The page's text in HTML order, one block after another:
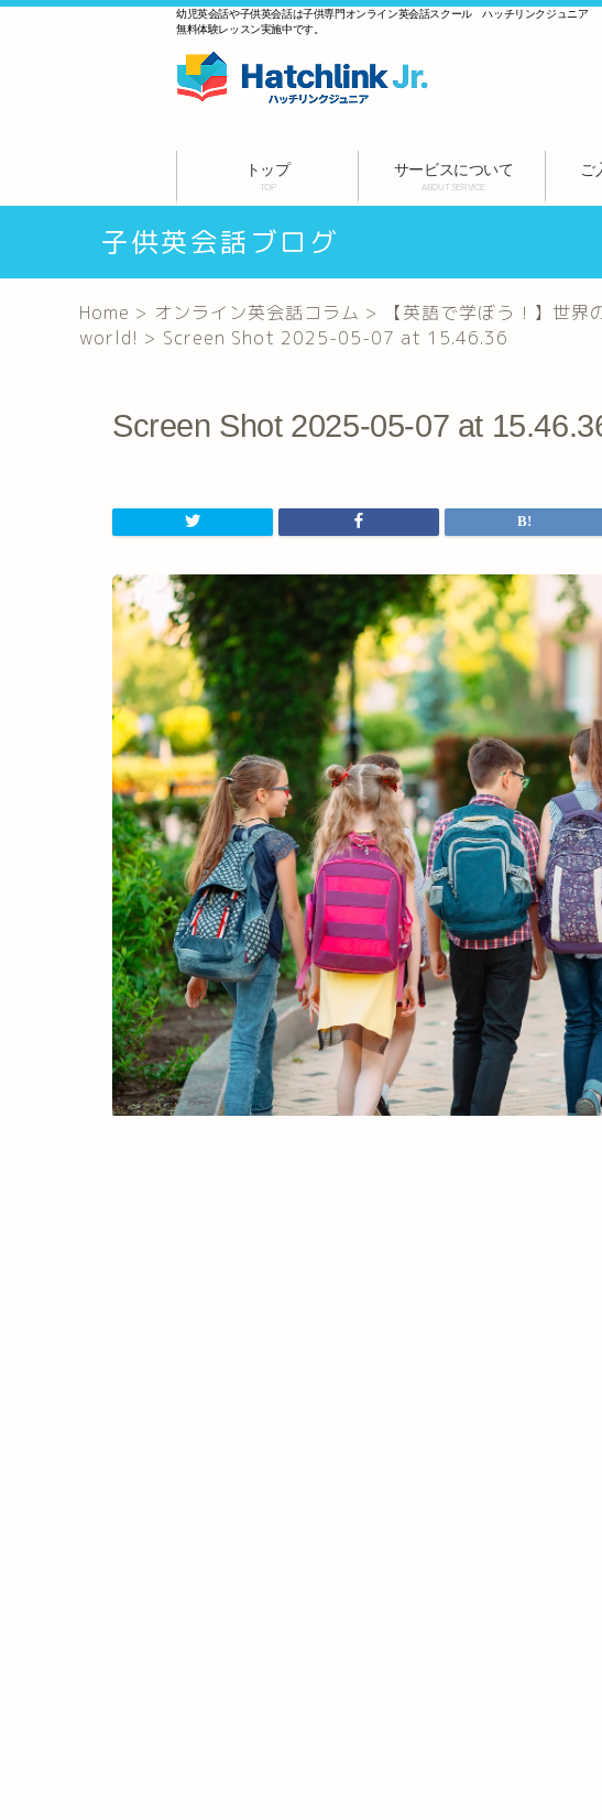
幼児英会話や子供英会話は子供専門オンライン英会話スクール ハッチリンクジュニア
無料体験レッスン実施中です。
トップ
TOP
サービスについて
ABOUT SERVICE
ご
子供英会話ブログ
Home > オンライン英会話コラム >
【英語で学ぼう！】世
world! > Screen Shot 2025-05-07 at 15.46.36
Screen Shot 2025-05-07 at